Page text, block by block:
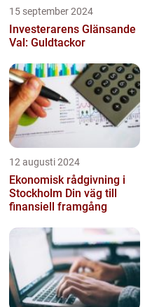
15 september 2024
Investerarens Glänsande
Val: Guldtackor
12 augusti 2024
Ekonomisk rådgivning i
Stockholm Din väg till
finansiell framgång